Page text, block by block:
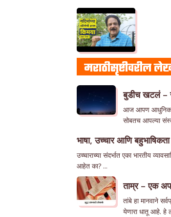
मराठीसृष्टीवरील
बुडीच खटलं –
आज आपण
सोबतच आपल्या
भाषा, उच्चार आणि बहुभाषिकता
उच्चाराच्या संदर्भात एका भारतीय
आहेत का? ...
ताम्र – एक
तांबे हा मानवाने
येणारा धातू आहे. हे